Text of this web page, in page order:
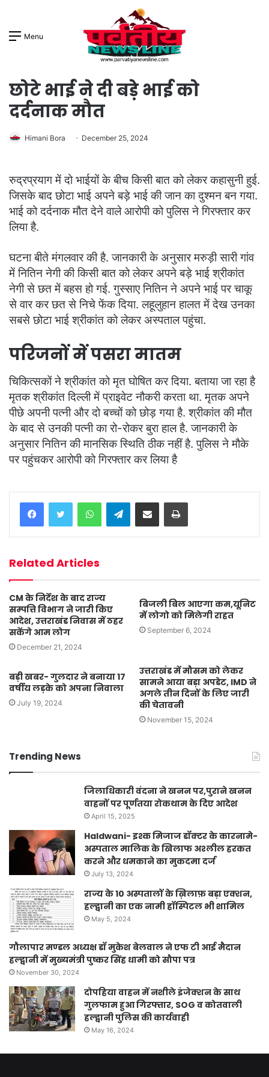
Menu
छोटे भाई ने दी बड़े भाई को
दर्दनाक मौत
Himani Bora December 25, 2024
रुद्रप्रयाग में दो भाईयों के बीच किसी बात को लेकर कहासुनी हुई.
जिसके बाद छोटा भाई अपने बड़े भाई की जान का दुश्मन बन गया.
भाई को दर्दनाक मौत देने वाले आरोपी को पुलिस ने गिरफ्तार कर
लिया है.
घटना बीते मंगलवार की है. जानकारी के अनुसार मरुड़ी सारी गांव
में नितिन नेगी की किसी बात को लेकर अपने बड़े भाई श्रीकांत
नेगी से छत में बहस हो गई. गुस्साए नितिन ने अपने भाई पर चाकू
से वार कर छत से निचे फेंक दिया. लहूलुहान हालत में देख उनका
सबसे छोटा भाई श्रीकांत को लेकर अस्पताल पहुंचा.
परिजनों में पसरा मातम
चिकित्सकों ने श्रीकांत को मृत घोषित कर दिया. बताया जा रहा है
मृतक श्रीकांत दिल्ली में प्राइवेट नौकरी करता था. मृतक अपने
पीछे अपनी पत्नी और दो बच्चों को छोड़ गया है. श्रीकांत की मौत
के बाद से उनकी पत्नी का रो-रोकर बुरा हाल है. जानकारी के
अनुसार नितिन की मानसिक स्थिति ठीक नहीं है. पुलिस ने मौके
पर पहुंचकर आरोपी को गिरफ्तार कर लिया है
WhatsAppTelegramShare via Email Print
Related Articles
CM के निर्देश के बाद राज्य
सम्पत्ति विभाग ने जारी किए
आदेश, उत्तराखंड निवास में ठहर
सकेंगे आम लोग
December 21, 2024
बिजली बिल आएगा कम,यूनिट
में लोगो को मिलेगी राहत
September 6, 2024
बड़ी खबर- गुलदार ने बनाया 17
वर्षीय लड़के को अपना निवाला
July 19, 2024
उत्तराखंड में मौसम को लेकर
सामने आया बड़ा अपडेट, IMD ने
अगले तीन दिनों के लिए जारी
की चेतावनी
November 15, 2024
Trending News
जिलाधिकारी वंदना ने खनन पर,पुराने खनन
वाहनों पर पूर्णतया रोकथाम के दिए आदेश
April 15, 2025
Haldwani- इश्क मिजाज डॉक्टर के कारनामे-
अस्पताल मालिक के खिलाफ अश्लील हरकत
करने और धमकाने का मुकदमा दर्ज
July 13, 2024
राज्य के 10 अस्पतालों के ख़िलाफ़ बड़ा एक्शन,
हल्द्वानी का एक नामी हॉस्पिटल भी शामिल
May 5, 2024
गौलापार मण्डल अध्यक्ष डॉ मुकेश बेलवाल ने एफ टी आई मैदान
हल्द्वानी में मुख्यमंत्री पुष्कर सिंह धामी को सौपा पत्र
November 30, 2024
दोपहिया वाहन में नशीले इंजेक्शन के साथ
गुलफाम हुआ गिरफ्तार, SOG व कोतवाली
हल्द्वानी पुलिस की कार्यवाही
May 16, 2024